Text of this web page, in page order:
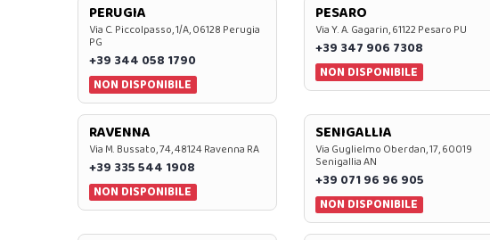
PERUGIA
Via C. Piccolpasso, 1/A, 06128 Perugia
PG
+39 344 058 1790
NON DISPONIBILE
PESARO
Via Y. A. Gagarin, 61122 Pesaro PU
+39 347 906 7308
NON DISPONIBILE
RAVENNA
Via M. Bussato, 74, 48124 Ravenna RA
+39 335 544 1908
NON DISPONIBILE
SENIGALLIA
Via Guglielmo Oberdan, 17, 60019
Senigallia AN
+39 071 96 96 905
NON DISPONIBILE